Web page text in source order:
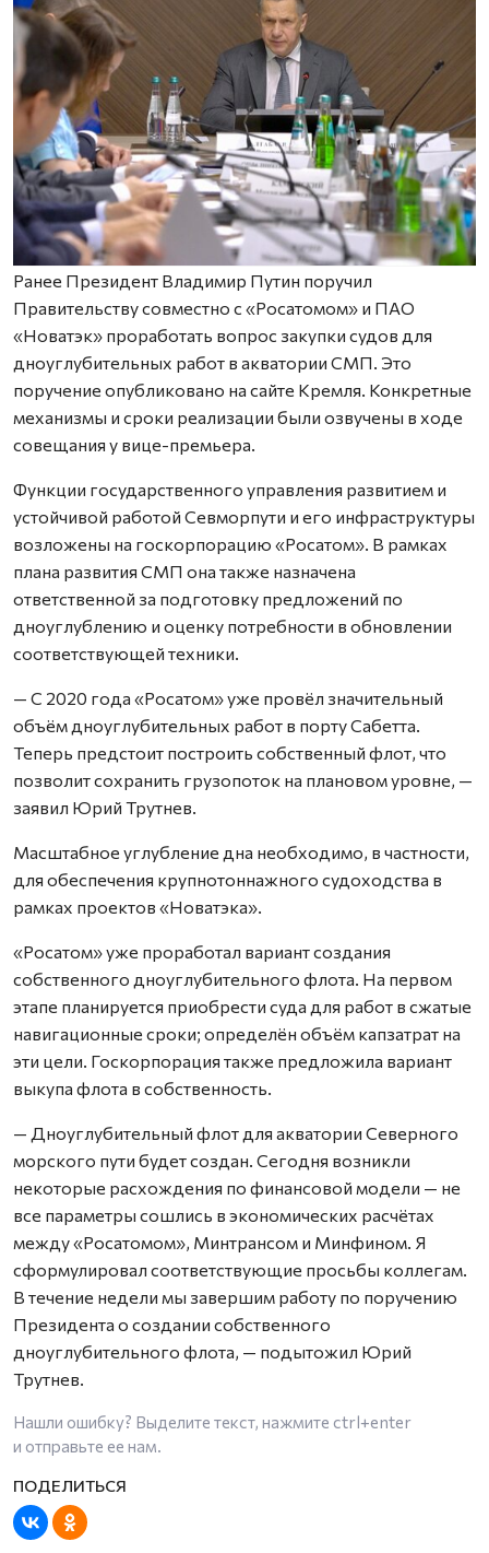
Ранее Президент Владимир Путин поручил
Правительству совместно с «Росатомом» и ПАО
«Новатэк» проработать вопрос закупки судов для
дноуглубительных работ в акватории СМП. Это
поручение опубликовано на сайте Кремля. Конкретные
механизмы и сроки реализации были озвучены в ходе
совещания у вице-премьера.
Функции государственного управления развитием и
устойчивой работой Севморпути и его инфраструктуры
возложены на госкорпорацию «Росатом». В рамках
плана развития СМП она также назначена
ответственной за подготовку предложений по
дноуглублению и оценку потребности в обновлении
соответствующей техники.
— С 2020 года «Росатом» уже провёл значительный
объём дноуглубительных работ в порту Сабетта.
Теперь предстоит построить собственный флот, что
позволит сохранить грузопоток на плановом уровне, —
заявил Юрий Трутнев.
Масштабное углубление дна необходимо, в частности,
для обеспечения крупнотоннажного судоходства в
рамках проектов «Новатэка».
«Росатом» уже проработал вариант создания
собственного дноуглубительного флота. На первом
этапе планируется приобрести суда для работ в сжатые
навигационные сроки; определён объём капзатрат на
эти цели. Госкорпорация также предложила вариант
выкупа флота в собственность.
— Дноуглубительный флот для акватории Северного
морского пути будет создан. Сегодня возникли
некоторые расхождения по финансовой модели — не
все параметры сошлись в экономических расчётах
между «Росатомом», Минтрансом и Минфином. Я
сформулировал соответствующие просьбы коллегам.
В течение недели мы завершим работу по поручению
Президента о создании собственного
дноуглубительного флота, — подытожил Юрий
Трутнев.
Нашли ошибку? Выделите текст, нажмите ctrl+enter
и отправьте ее нам.